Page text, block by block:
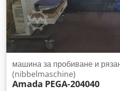
машина за пробиване и
(nibbelmaschine)
Amada PEGA-204040